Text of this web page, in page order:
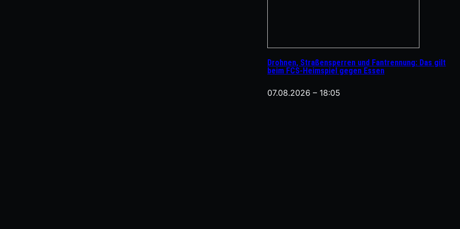
Drohnen, Straßensperren und Fantrennung: Das gilt
beim FCS-Heimspiel gegen Essen
07.08.2026 – 18:05